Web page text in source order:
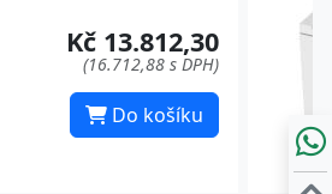
Kč 13.812,30
(16.712,88 s DPH)
Do košíku